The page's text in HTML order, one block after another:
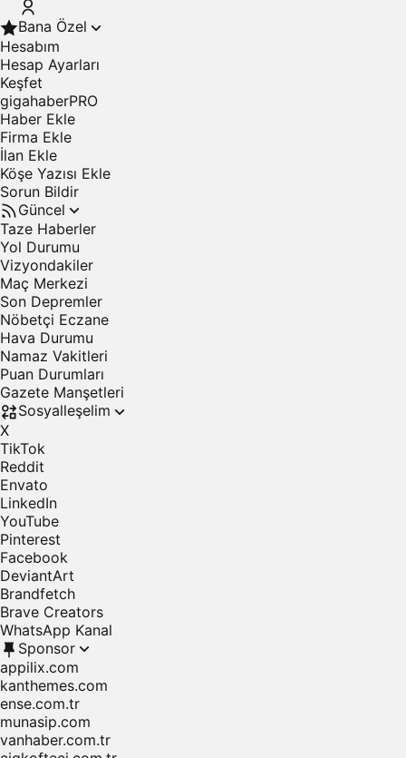
Hesaplama Araçları
Hesaplamalar yapın.
İlanlar
İlanlara göz atın.
Firma Rehberi
Firmaları inceleyin.
Son Depremler
En son depremleri görüntüleyin.
Nöbetçi Eczane
Nöbetçi eczaneleri bulun.
Namaz Vakitleri
Namaz vakitlerini görüntüleyin.
Hava Durumu
Hava raporlarına göz atın.
Maç Merkezi
Canlı sonuçları takip edin.
Puan Durumu
Puan durumlarını inceleyin.
Fikstür
Liglere göre fikstürleri keşfedin.
Yol Durumu
Trafik yoğunluğuna göz atın.
Emtia
Emtia piyasasını izleyin.
Borsa
Borsayı takip edin.
Yabancı Borsa
Yurt dışı borsasını izleyin.
Bana Özel
Hesabım
Hesap Ayarları
Keşfet
gigahaberPRO
Haber Ekle
Firma Ekle
İlan Ekle
Köşe Yazısı Ekle
Sorun Bildir
Güncel
Taze Haberler
Yol Durumu
Vizyondakiler
Maç Merkezi
Son Depremler
Nöbetçi Eczane
Hava Durumu
Namaz Vakitleri
Puan Durumları
Gazete Manşetleri
Sosyalleşelim
X
TikTok
Reddit
Envato
LinkedIn
YouTube
Pinterest
Facebook
DeviantArt
Brandfetch
Brave Creators
WhatsApp Kanal
Sponsor
appilix.com
kanthemes.com
ense.com.tr
munasip.com
vanhaber.com.tr